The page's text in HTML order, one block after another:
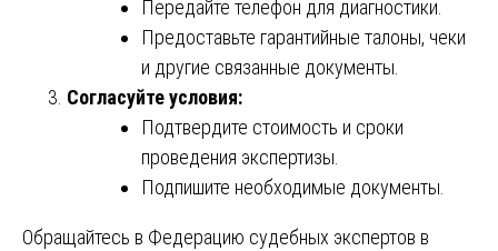
Передайте телефон для диагностики.
Предоставьте гарантийные талоны, чеки
и другие связанные документы.
Согласуйте условия:
Подтвердите стоимость и сроки
проведения экспертизы.
Подпишите необходимые документы.
Обращайтесь в Федерацию судебных экспертов в